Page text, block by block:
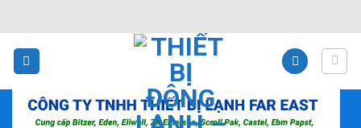
qua
nội
dung